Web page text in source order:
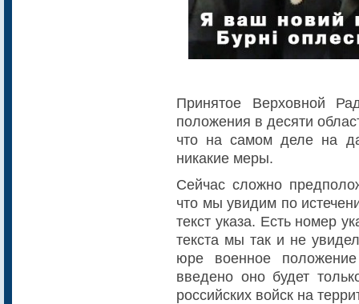
Принятое Верховной
положения в десяти
что на самом деле на
никакие меры.
Сейчас сложно
что мы увидим по
текст указа. Есть номер
текста мы так и не
юре военное
введено оно будет
российских войск на